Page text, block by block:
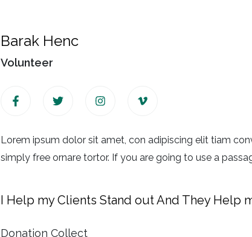
Barak Henc
Volunteer
Lorem ipsum dolor sit amet, con adipiscing elit tiam
simply free ornare tortor. If you are going to use a
I Help my Clients Stand out And They Help
Donation Collect